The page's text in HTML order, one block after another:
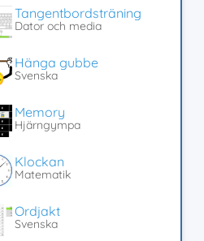
Tangentbordsträning
Dator och media
Hänga gubbe
Svenska
Memory
Hjärngympa
Klockan
Matematik
Ordjakt
Svenska